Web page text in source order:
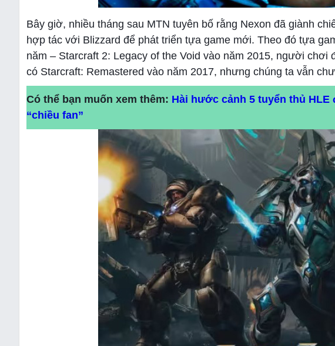
Bây giờ, nhiều tháng sau MTN tuyên bố rằng Nexon đã giành
hợp tác với Blizzard để phát triển tựa game mới. Theo đó tựa
năm – Starcraft 2: Legacy of the Void vào năm 2015, người chơi
có Starcraft: Remastered vào năm 2017, nhưng chúng ta vẫn
Có thể bạn muốn xem thêm: Hài hước cảnh 5 tuyển thủ
“chiều fan”